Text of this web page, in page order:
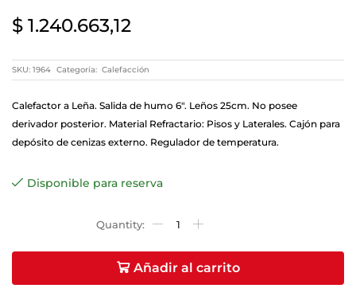
$ 1.240.663,12
SKU: 1964 Categoría: Calefacción
Calefactor a Leña. Salida de humo 6″. Leños 25cm. No posee
derivador posterior. Material Refractario: Pisos y Laterales. Cajón para
depósito de cenizas externo. Regulador de temperatura.
Disponible para reserva
Añadir al carrito